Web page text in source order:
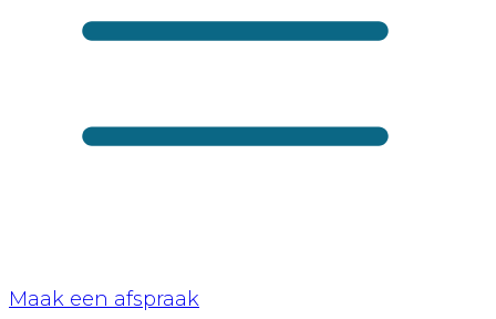
Maak een afspraak